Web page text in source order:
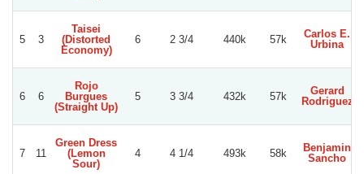
5 3
Taisei
(Distorted
Economy)
6 2 3/4 440k 57k
Carlos E.
Urbina
6 6
Rojo
Burgues
(Straight Up)
5 3 3/4 432k 57k
Gerard
Rodriguez
7 11
Green Dress
(Lemon
Sour)
4 4 1/4 493k 58k
Benjamin
Sancho